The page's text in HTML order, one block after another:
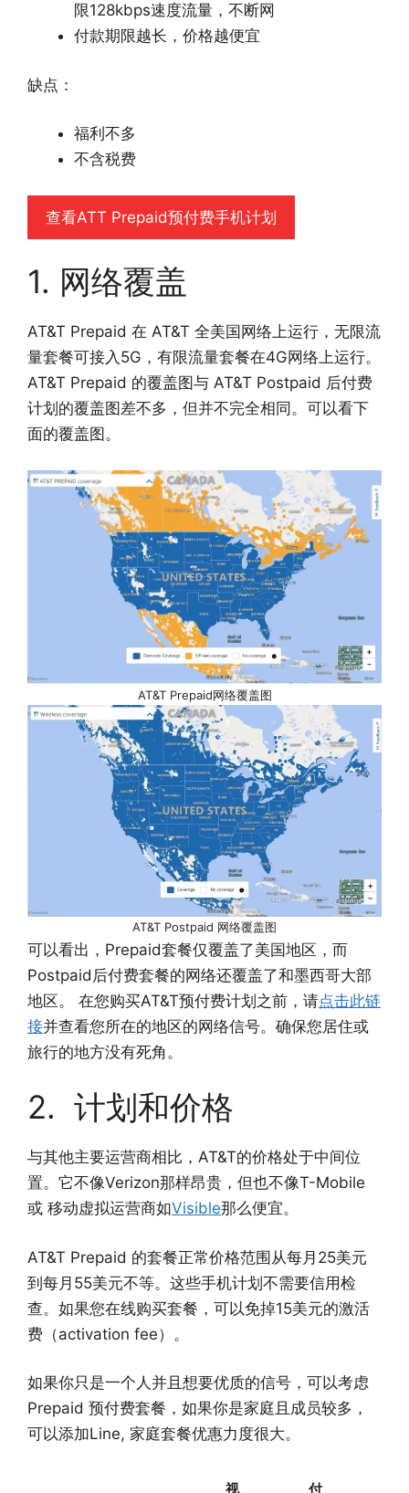
限128kbps速度流量，不断网
付款期限越长，价格越便宜
缺点：
福利不多
不含税费
查看ATT Prepaid预付费手机计划
1. 网络覆盖
AT&T Prepaid 在 AT&T 全美国网络上运行，无限流
量套餐可接入5G，有限流量套餐在4G网络上运行。
AT&T Prepaid 的覆盖图与 AT&T Postpaid 后付费
计划的覆盖图差不多，但并不完全相同。可以看下
面的覆盖图。
AT&T Prepaid网络覆盖图
AT&T Postpaid 网络覆盖图
可以看出，Prepaid套餐仅覆盖了美国地区，而
Postpaid后付费套餐的网络还覆盖了和墨西哥大部
地区。 在您购买AT&T预付费计划之前，请点击此链
接并查看您所在的地区的网络信号。确保您居住或
旅行的地方没有死角。
2. 计划和价格
与其他主要运营商相比，AT&T的价格处于中间位
置。它不像Verizon那样昂贵，但也不像T-Mobile
或 移动虚拟运营商如Visible那么便宜。
AT&T Prepaid 的套餐正常价格范围从每月25美元
到每月55美元不等。这些手机计划不需要信用检
查。如果您在线购买套餐，可以免掉15美元的激活
费（activation fee）。
如果你只是一个人并且想要优质的信号，可以考虑
Prepaid 预付费套餐，如果你是家庭且成员较多，
可以添加Line, 家庭套餐优惠力度很大。
视 付